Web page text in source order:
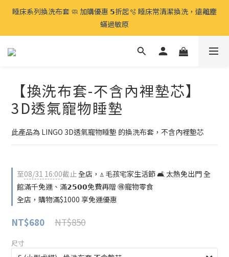
⍋ 毛孩宅家生活節 🛋️ 太熱免出門 全館滿千免運、滿𝟮𝟱𝟬𝟬免費再
贈 🉐️寵物零食
睡床系列換洗布套 🧼 加購優惠 𝟱折起🫧 睡床常清潔換洗，遠離塵
蟎過敏原
⍋ 毛孩宅家生活節 🛋️ 太熱免出門 全館滿千免運、滿𝟮𝟱𝟬𝟬免費再
【換洗布套-不含內裡墊芯】
3D透氣寵物睡墊
此產品為 LINGO 3D透氣寵物睡墊 的換洗布套，不含內裡墊芯
至08/31 16:00截止全店，⍋ 毛孩宅家生活節 🛋️ 太熱免出門 全
館滿千免運、滿𝟮𝟱𝟬𝟬免費再贈 🉐️寵物零食
全店，購物滿$1000 享免運優惠
NT$850
NT$680
尺寸